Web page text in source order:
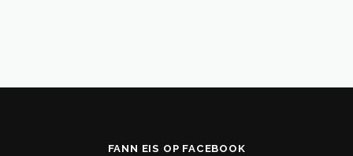
FANN EIS OP FACEBOOK